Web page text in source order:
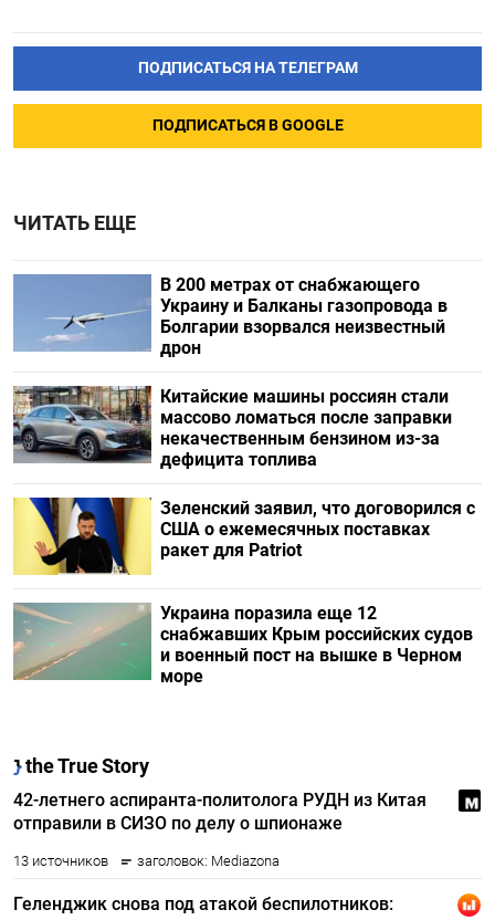
ПОДПИСАТЬСЯ НА ТЕЛЕГРАМ
ПОДПИСАТЬСЯ В GOOGLE
ЧИТАТЬ ЕЩЕ
В 200 метрах от снабжающего
Украину и Балканы газопровода в
Болгарии взорвался неизвестный
дрон
Китайские машины россиян стали
массово ломаться после заправки
некачественным бензином из-за
дефицита топлива
Зеленский заявил, что договорился с
США о ежемесячных поставках
ракет для Patriot
Украина поразила еще 12
снабжавших Крым российских судов
и военный пост на вышке в Черном
море